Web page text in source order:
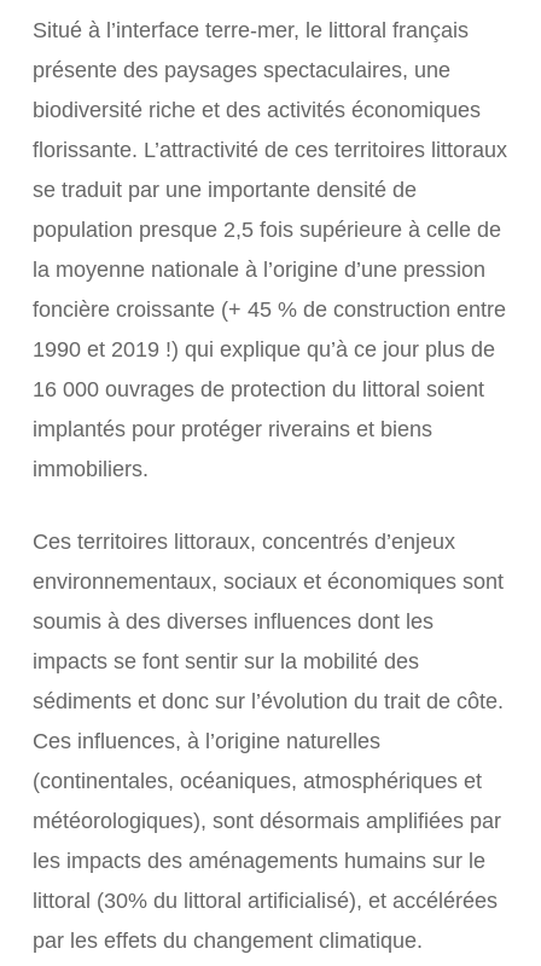
Situé à l’interface terre-mer, le littoral français
présente des paysages spectaculaires, une
biodiversité riche et des activités économiques
florissante. L’attractivité de ces territoires littoraux
se traduit par une importante densité de
population presque 2,5 fois supérieure à celle de
la moyenne nationale à l’origine d’une pression
foncière croissante (+ 45 % de construction entre
1990 et 2019 !) qui explique qu’à ce jour plus de
16 000 ouvrages de protection du littoral soient
implantés pour protéger riverains et biens
immobiliers.
Ces territoires littoraux, concentrés d’enjeux
environnementaux, sociaux et économiques sont
soumis à des diverses influences dont les
impacts se font sentir sur la mobilité des
sédiments et donc sur l’évolution du trait de côte.
Ces influences, à l’origine naturelles
(continentales, océaniques, atmosphériques et
météorologiques), sont désormais amplifiées par
les impacts des aménagements humains sur le
littoral (30% du littoral artificialisé), et accélérées
par les effets du changement climatique.